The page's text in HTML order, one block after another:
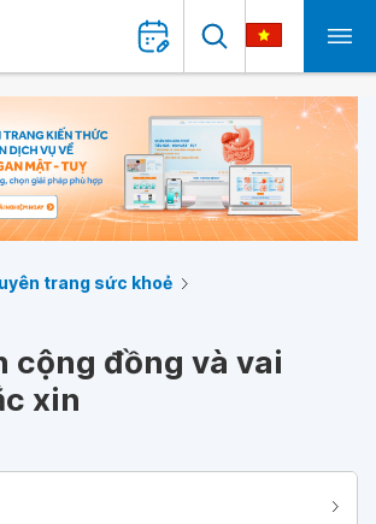
trang sức khoẻ
cộng đồng và vai
xin